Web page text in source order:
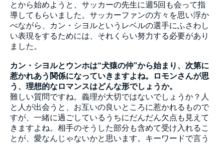
とから始めようと、サッカーの先生に週5回も会って指
導してもらいました。サッカーファンの方々を思い浮か
べながら、カン・シヨルというレベルの選手にふさわし
い表現をするためには、それくらい努力する必要があり
ました。
カン・シヨルとウンホは“犬猿の仲”から始まり、次第に
惹かれあう関係になっていきますよね。ロモンさんが思
う、理想的なロマンスはどんな形でしょうか。
難しい質問ですね。義理が大切ではないでしょうか？人
と人が出会うと、お互いの良いところに惹かれるもので
すが、一緒に過ごしているうちにだんだん欠点も見えて
きますよね。相手のそうした部分も含めて受け入れるこ
とが、愛なんじゃないかと思います。キーワードで言う